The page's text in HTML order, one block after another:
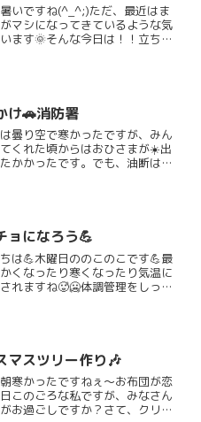
いですね(^_^;)ただ、最近はま
マシになってきているような気
ます🌞そんな今日は！！立ち幅
け🚗消防署
曇り空で寒かったですが、みん
くれた頃からはおひさまが☀️出
かかったです。でも、油断は禁
ョになろう💪
は💪木曜日ののこのこです💪最
くなったり寒くなったり気温に
れますね🥵🥶体調管理をしっか
マスツリー作り🎶
寒かったですねぇ〜お布団が恋
このごろな私ですが、みなさん
お過ごしですか？さて、クリス